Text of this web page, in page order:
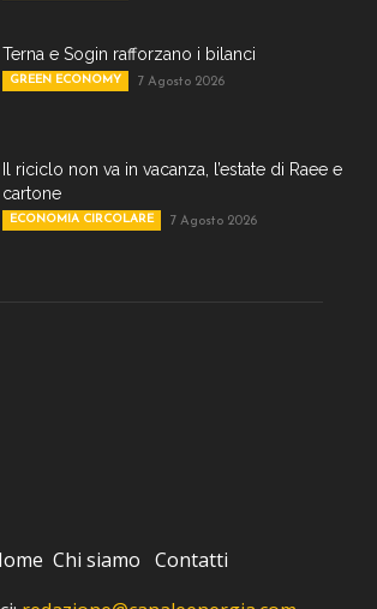
Terna e Sogin rafforzano i bilanci
GREEN ECONOMY 7 Agosto 2026
Il riciclo non va in vacanza, l’estate di Raee e
cartone
ECONOMIA CIRCOLARE 7 Agosto 2026
Chi siamo Contatti